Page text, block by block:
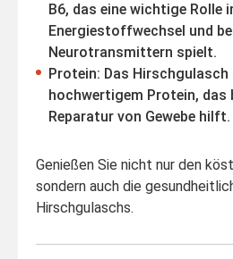
B6, das eine wichtige Rolle
Energiestoffwechsel und
Neurotransmittern spielt.
Protein: Das
hochwertigem Protein, das
Reparatur von Gewebe hilft.
Genießen Sie nicht nur den
sondern auch die
Hirschgulaschs.